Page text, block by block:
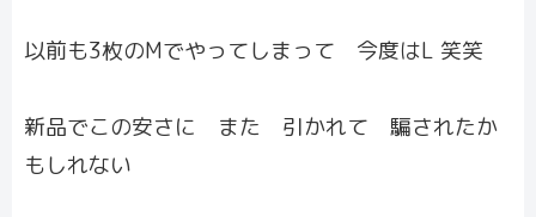
以前も3枚のMでやってしまって 今度はL 笑笑
新品でこの安さに また 引かれて 騙されたか
もしれない